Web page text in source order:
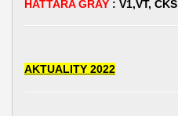
HATTARA GRAY: V1,VT, ČKŠ
AKTUALITY 2022